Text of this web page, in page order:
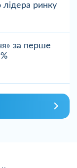
ринку
за перше